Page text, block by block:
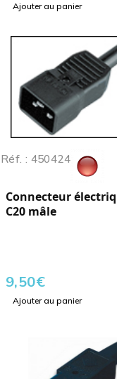
Ajouter au panier
Réf. : 450424
Connecteur
C20 mâle
9,50€
Ajouter au panier